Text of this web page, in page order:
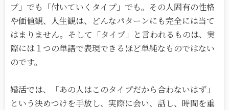
プ」でも「付いていくタイプ」でも。その人固有の性格
や価値観、人生観は、どんなパターンにも完全には当て
はまりません。そして「タイプ」と言われるものは、実
際には１つの単語で表現できるほど単純なものではない
のです。
婚活では、「あの人はこのタイプだから合わないはず」
という決めつけを手放し、実際に会い、話し、時間を重